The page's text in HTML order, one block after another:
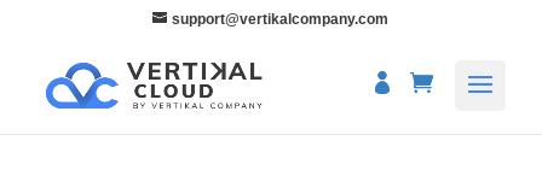
support@vertikalcompany.com